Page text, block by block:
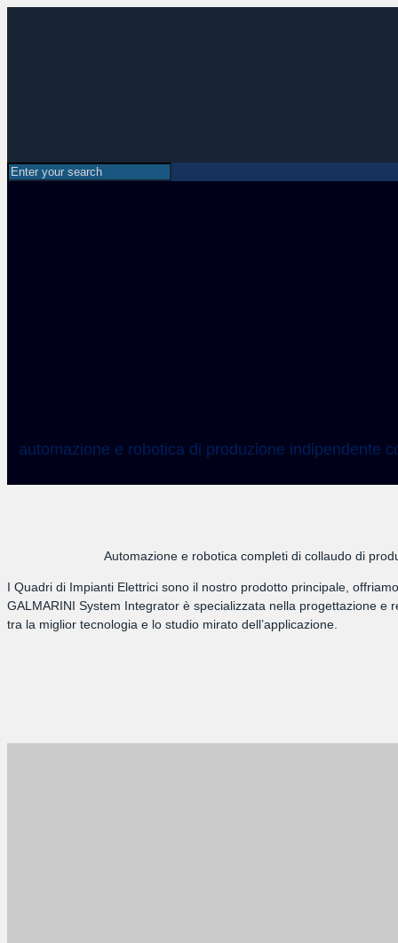
automazione e robotica di produzione indipendente
Automazione e robotica completi di collaudo di
I Quadri di Impianti Elettrici sono il nostro prodotto principale,
GALMARINI System Integrator è specializzata nella progettazione
tra la miglior tecnologia e lo studio mirato dell’applicazione.